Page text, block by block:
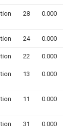
28 0.000
24 0.000
22 0.000
13 0.000
11 0.000
31 0.000